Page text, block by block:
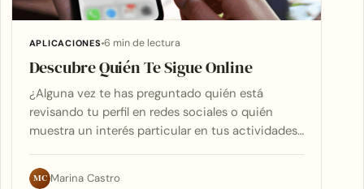
APLICACIONES 6 min de lectura
Descubre Quién Te Sigue Online
¿Alguna vez te has preguntado quién está
revisando tu perfil en redes sociales o quién
muestra un interés particular en tus actividades…
MC Marina Castro